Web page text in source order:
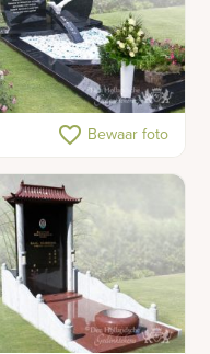
Gedenkteken met ronde
favorite_border Bewaar foto